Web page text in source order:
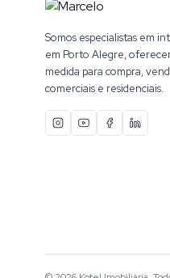
Somos especialistas em
em Porto Alegre,
medida para compra,
comerciais e residenciais.